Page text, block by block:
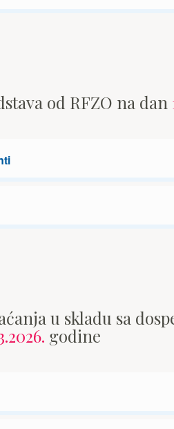
od RFZO na dan
u skladu sa
godine